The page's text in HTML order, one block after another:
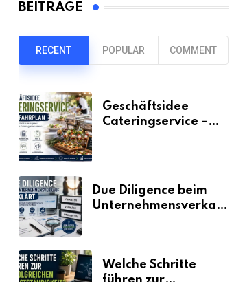
BEITRÄGE
RECENT POPULAR COMMENT
Geschäftsidee
Cateringservice –
Due Diligence beim
Unternehmensverkauf
Welche Schritte